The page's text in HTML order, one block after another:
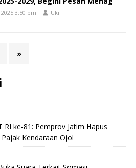
3:50 pm Uki
»
RI ke-81: Pemprov Jatim Hapus
Kendaraan Ojol